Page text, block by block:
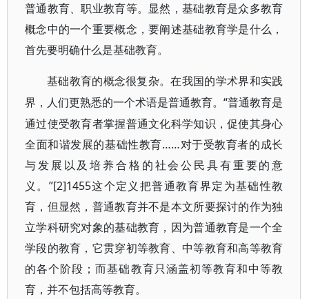
普通教育、职业教育等。显然，基础教育是众多教育
概念中的一个重要概念，要阐述基础教育学是什么，
首先要明确什么是基础教育。
基础教育的概念很复杂。在我国的学术界和实践
界，人们更熟悉的一个术语是普通教育。“普通教育是
通过使受教育者掌握普通文化科学知识，促使其身心
全面和谐发展的基础性教育……对于受教育者的成长
与发展以及培养合格的社会公民具有重要的意
义。”[2]1455这个定义把普通教育界定为基础性教
育，但显然，普通教育并不是本文所要探讨的作为独
立学科研究对象的基础教育，因为普通教育是一个全
学段的教育，它贯穿初等教育、中等教育和高等教育
的各个阶段；而基础教育只涵盖初等教育和中等教
育，并不包括高等教育。